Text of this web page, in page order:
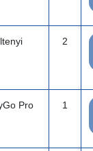
2
Pro 1